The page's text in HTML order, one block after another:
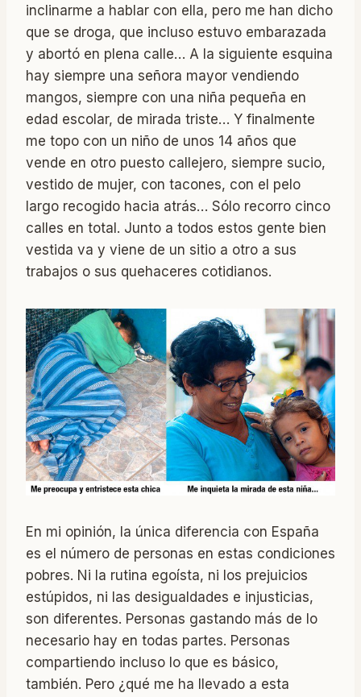
inclinarme a hablar con ella, pero me han dicho
que se droga, que incluso estuvo embarazada
y abortó en plena calle… A la siguiente esquina
hay siempre una señora mayor vendiendo
mangos, siempre con una niña pequeña en
edad escolar, de mirada triste… Y finalmente
me topo con un niño de unos 14 años que
vende en otro puesto callejero, siempre sucio,
vestido de mujer, con tacones, con el pelo
largo recogido hacia atrás… Sólo recorro cinco
calles en total. Junto a todos estos gente bien
vestida va y viene de un sitio a otro a sus
trabajos o sus quehaceres cotidianos.
En mi opinión, la única diferencia con España
es el número de personas en estas condiciones
pobres. Ni la rutina egoísta, ni los prejuicios
estúpidos, ni las desigualdades e injusticias,
son diferentes. Personas gastando más de lo
necesario hay en todas partes. Personas
compartiendo incluso lo que es básico,
también. Pero ¿qué me ha llevado a esta